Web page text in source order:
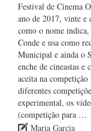
Festival de Cinema
ano de 2017, vinte e
como o nome
Conde e usa como
Municipal e ainda o
enche de cineastas
aceita na
diferentes
experimental, os
(competição para …
Maria Garcia